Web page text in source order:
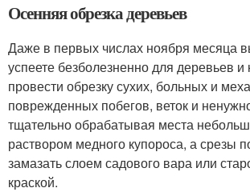
Осенняя обрезка деревьев
Даже в первых числах ноября месяца
успеете безболезненно для деревьев и
провести обрезку сухих, больных и
поврежденных побегов, веток и
тщательно обрабатывая места
раствором медного купороса, а срезы
замазать слоем садового вара или
краской.